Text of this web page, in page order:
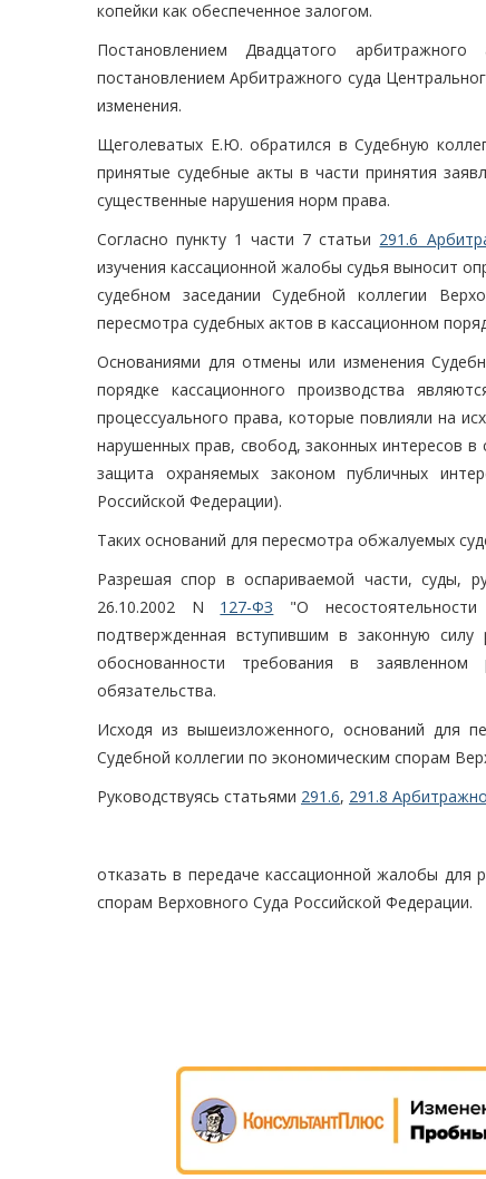
копейки как обеспеченное залогом.
Постановлением Двадцатого
постановлением Арбитражного суда
изменения.
Щеголеватых Е.Ю. обратился в Судебную
принятые судебные акты в части принятия
существенные нарушения норм права.
Согласно пункту 1 части 7 статьи 291.6
изучения кассационной жалобы судья выносит
судебном заседании Судебной коллегии
пересмотра судебных актов в кассационном
Основаниями для отмены или изменения
порядке кассационного производства
процессуального права, которые повлияли на
нарушенных прав, свобод, законных интересов
защита охраняемых законом публичных
Российской Федерации).
Таких оснований для пересмотра обжалуемых
Разрешая спор в оспариваемой части, суды,
26.10.2002 N 127-ФЗ "О
подтвержденная вступившим в законную
обоснованности требования в заявленном
обязательства.
Исходя из вышеизложенного, оснований для
Судебной коллегии по экономическим спорам
Руководствуясь статьями 291.6, 291.8
отказать в передаче кассационной жалобы для
спорам Верховного Суда Российской Федерации.